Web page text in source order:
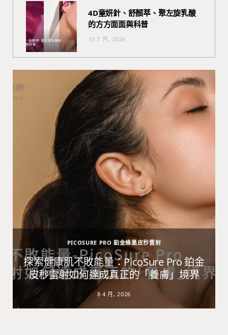
4D童妍針、舒顏萃、聚左旋乳酸
的方方面面與科普
10 7 月, 2026
PICOSURE PRO 鉑金蜂巢皮秒雷射
探索健康肌不敗能量：PicoSure Pro 鉑金
皮秒雷射如何達成真正的「養膚」境界
8 4 月, 2026